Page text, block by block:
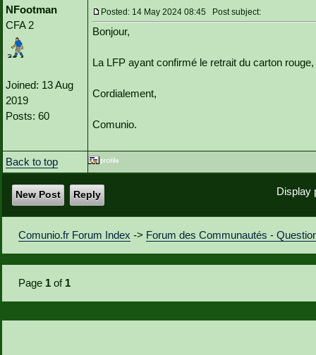
NFootman
CFA 2
Joined: 13 Aug
2019
Posts: 60
Posted: 14 May 2024 08:45 Post subject:
Bonjour,
La LFP ayant confirmé le retrait du carton
Cordialement,
Comunio.
Back to top
Display
New Post Reply
Comunio.fr Forum Index -> Forum des Communautés -
Page 1 of 1